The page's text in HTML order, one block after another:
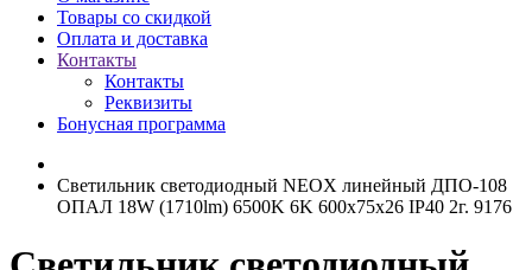
Товары со скидкой
Оплата и доставка
Контакты
Контакты
Реквизиты
Бонусная программа
Светильник светодиодный NEOX линейный ДПО-108
ОПАЛ 18W (1710lm) 6500K 6K 600x75x26 IP40 2г. 9176